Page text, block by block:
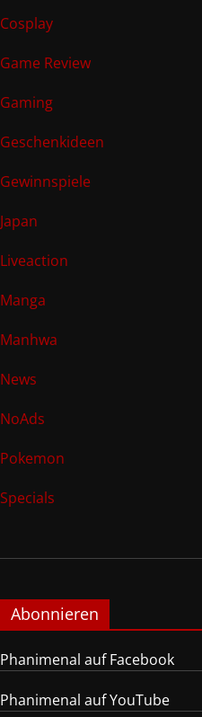
Cosplay
Game Review
Gaming
Geschenkideen
Gewinnspiele
Japan
Liveaction
Manga
Manhwa
News
NoAds
Pokemon
Specials
Abonnieren
Phanimenal auf Facebook
Phanimenal auf YouTube